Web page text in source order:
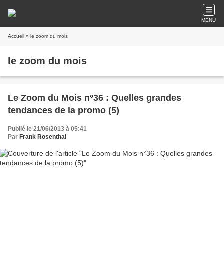
MENU
Accueil » le zoom du mois
le zoom du mois
Le Zoom du Mois n°36 : Quelles grandes
tendances de la promo (5)
Publié le 21/06/2013 à 05:41
Par Frank Rosenthal